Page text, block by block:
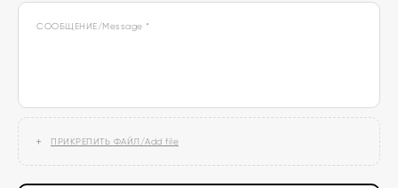
СООБЩЕНИЕ/Message *
ПРИКРЕПИТЬ ФАЙЛ/Add file